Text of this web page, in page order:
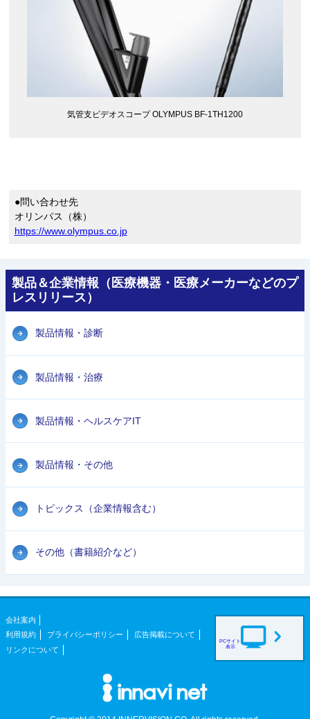
気管支ビデオスコープ OLYMPUS BF-1TH1200
●問い合わせ先
オリンパス（株）
https://www.olympus.co.jp
製品＆企業情報（医療機器・医療メーカーなどのプ
レスリリース）
製品情報・診断
製品情報・治療
製品情報・ヘルスケアIT
製品情報・その他
トピックス（企業情報含む）
その他（書籍紹介など）
会社案内
利用規約
プライバシーポリシー
広告掲載について
リンクについて
PCサイト
表示